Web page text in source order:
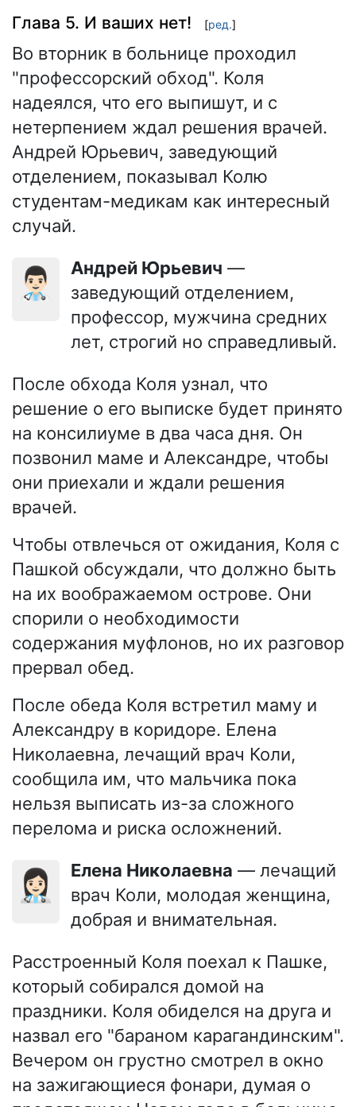
Глава 5. И ваших нет! [ред.]
Во вторник в больнице проходил
"профессорский обход". Коля
надеялся, что его выпишут, и с
нетерпением ждал решения врачей.
Андрей Юрьевич, заведующий
отделением, показывал Колю
студентам-медикам как интересный
случай.
👨🏻‍⚕️ Андрей Юрьевич —
заведующий отделением,
профессор, мужчина средних
лет, строгий но справедливый.
После обхода Коля узнал, что
решение о его выписке будет принято
на консилиуме в два часа дня. Он
позвонил маме и Александре, чтобы
они приехали и ждали решения
врачей.
Чтобы отвлечься от ожидания, Коля с
Пашкой обсуждали, что должно быть
на их воображаемом острове. Они
спорили о необходимости
содержания муфлонов, но их разговор
прервал обед.
После обеда Коля встретил маму и
Александру в коридоре. Елена
Николаевна, лечащий врач Коли,
сообщила им, что мальчика пока
нельзя выписать из-за сложного
перелома и риска осложнений.
👩🏻‍⚕️ Елена Николаевна — лечащий
врач Коли, молодая женщина,
добрая и внимательная.
Расстроенный Коля поехал к Пашке,
который собирался домой на
праздники. Коля обиделся на друга и
назвал его "бараном карагандинским".
Вечером он грустно смотрел в окно
на зажигающиеся фонари, думая о